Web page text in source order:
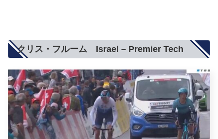
クリス・フルーム Israel – Premier Tech